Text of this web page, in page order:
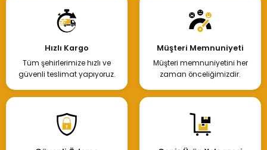
2.500,00 TL
Hemen İncele
Renault Clio Symbol Sağ Far-260105157R
Hızlı Kargo
Tüm şehirlerimize hızlı ve
güvenli teslimat yapıyoruz.
Müşteri Memnuniyeti
Müşteri memnuniyetini her
zaman önceliğimizdir.